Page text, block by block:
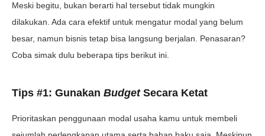
Meski begitu, bukan berarti hal tersebut tidak mungkin
dilakukan. Ada cara efektif untuk mengatur modal yang belum
besar, namun bisnis tetap bisa langsung berjalan. Penasaran?
Coba simak dulu beberapa tips berikut ini.
Tips #1: Gunakan Budget Secara Ketat
Prioritaskan penggunaan modal usaha kamu untuk membeli